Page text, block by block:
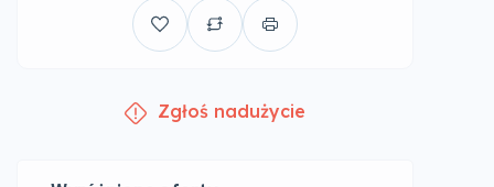
Zgłoś nadużycie